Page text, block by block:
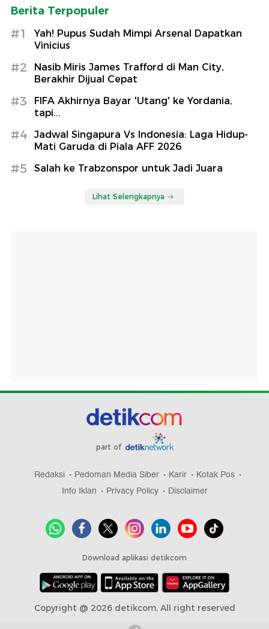
Berita Terpopuler
#1
Yah! Pupus Sudah Mimpi Arsenal Dapatkan
Vinicius
#2
Nasib Miris James Trafford di Man City,
Berakhir Dijual Cepat
#3
FIFA Akhirnya Bayar 'Utang' ke Yordania,
tapi...
#4
Jadwal Singapura Vs Indonesia: Laga Hidup-
Mati Garuda di Piala AFF 2026
#5 Salah ke Trabzonspor untuk Jadi Juara
Lihat Selengkapnya
part of
Redaksi Pedoman Media Siber Karir
Kotak Pos
Info Iklan
Privacy Policy Disclaimer
Download aplikasi detikcom
Copyright @ 2026 detikcom, All right reserved